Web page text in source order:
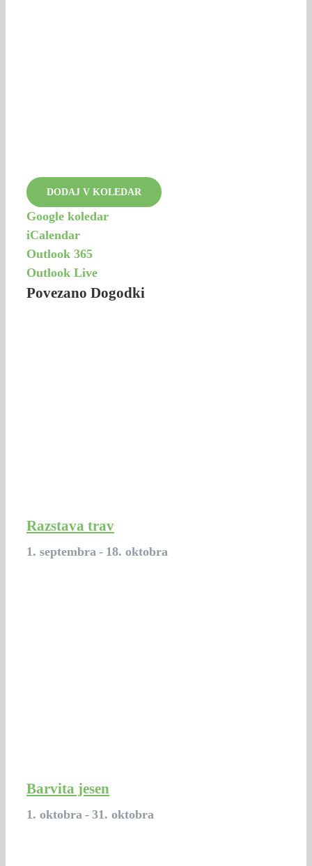
DODAJ V KOLEDAR
Google koledar
iCalendar
Outlook 365
Outlook Live
Povezano Dogodki
Razstava trav
1. septembra - 18. oktobra
Barvita jesen
1. oktobra - 31. oktobra